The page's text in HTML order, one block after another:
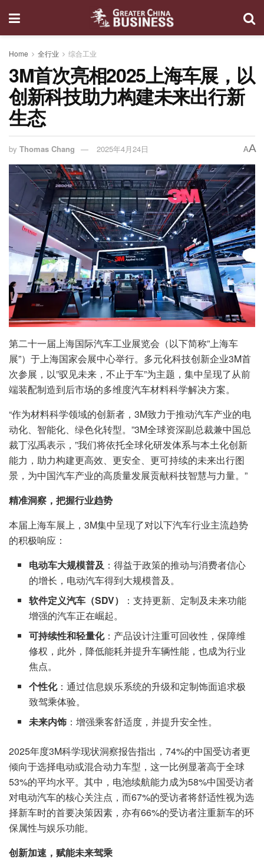
Home 全行业 综合工业
3M首次亮相2025上海车展，以
创新科技助力构建未来出行新
生态
by Thomas Chang 2025年4月24日 AA
第二十一届上海国际汽车工业展览会（以下简称”上海车
展”）于上海国家会展中心举行。多元化科技创新企业3M首
次参展，以”驭见未来，不止于车”为主题，集中呈现了从前
端装配制造到后市场的多维度汽车材料科学解决方案。
“作为材料科学领域的创新者，3M致力于推动汽车产业的电
动化、智能化、绿色化转型。”3M全球资深副总裁兼中国总
裁丁泓禹表示，”我们将依托全球化研发体系与本土化创新
能力，助力构建更高效、更安全、更可持续的未来出行图
景，为中国汽车产业的高质量发展贡献科技智慧与力量。”
精准洞察，把握行业趋势
本届上海车展上，3M集中呈现了对以下汽车行业主流趋势
的积极响应：
电动车大规模普及 ：得益于政策的推动与消费者信心
的增长，电动汽车得到大规模普及。
软件定义汽车（SDV）
：支持更新、定制及未来功能
增强的汽车正在崛起。
可持续性和轻量化：产品设计注重可回收性，保障维
修权，此外，降低能耗并提升车辆性能，也成为行业
焦点。
个性化：通过信息娱乐系统的升级和定制饰面追求极
致驾乘体验。
未来内饰 ：增强乘客舒适度，并提升安全性。
2025年度3M科学现状洞察报告指出，74%的中国受访者更
倾向于选择电动或混合动力车型，这一比例显著高于全球
53%的平均水平。其中，电池续航能力成为58%中国受访者
对电动汽车的核心关注点，而67%的受访者将舒适性视为选
择新车时的首要决策因素，亦有66%的受访者注重新车的环
保属性与娱乐功能。
创新加速，赋能未来驾乘